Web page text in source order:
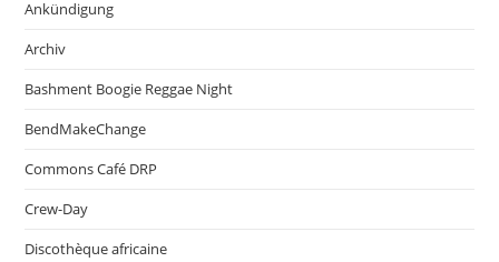
Ankündigung
Archiv
Bashment Boogie Reggae Night
BendMakeChange
Commons Café DRP
Crew-Day
Discothèque africaine